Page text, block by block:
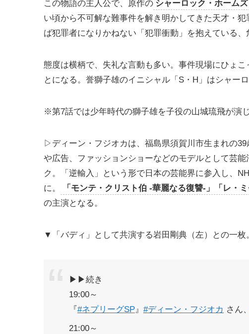
この物語の主人公で、原作の シャーロック・ホームズ
い頃から不可解な難事件を解き明かしてきた天才・
ば犯罪者になりかねない「犯罪衝動」を抱えている、
態度は横柄で、失礼な言動も多い。事件現場にひょ
とになる。誉獅子雄のイニシャル「S・H」はシャー
※第7話では少年時代の獅子雄を子役の山城琉飛が演じ
▷ディーン・フジオカは、福島県須賀川市生まれの
や広告、ファッションショーなどのモデルとして芸
ク。「逆輸入」という形で日本の芸能界に参入し、
に。
「モンテ・クリスト伯 -華麗なる復讐-」「レ・
の主演となる。
▼「バディ」として共演する岩田剛典（左）との一枚
▶︎▶︎続き
19:00～
『#ネプリーグSP 』 #ディーン・フジオカ さん、
21:00～